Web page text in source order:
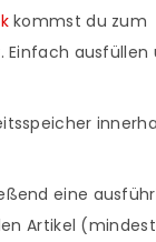
kommst du zum
Einfach ausfüllen
eine
Artikel